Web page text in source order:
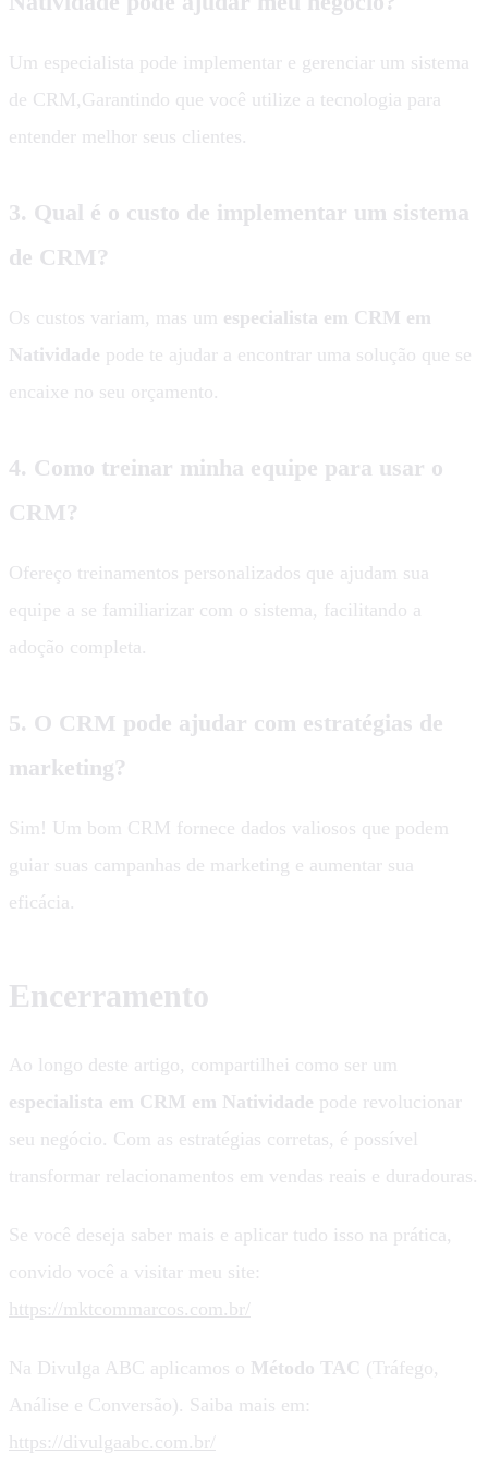
Um especialista pode implementar e gerenciar um sistema
de CRM,Garantindo que você utilize a tecnologia para
entender melhor seus clientes.
3. Qual é o custo de implementar um sistema
de CRM?
Os custos variam, mas um especialista em CRM em
Natividade pode te ajudar a encontrar uma solução que se
encaixe no seu orçamento.
4. Como treinar minha equipe para usar o
CRM?
Ofereço treinamentos personalizados que ajudam sua
equipe a se familiarizar com o sistema, facilitando a
adoção completa.
5. O CRM pode ajudar com estratégias de
marketing?
Sim! Um bom CRM fornece dados valiosos que podem
guiar suas campanhas de marketing e aumentar sua
eficácia.
Encerramento
Ao longo deste artigo, compartilhei como ser um
especialista em CRM em Natividade pode revolucionar
seu negócio. Com as estratégias corretas, é possível
transformar relacionamentos em vendas reais e duradouras.
Se você deseja saber mais e aplicar tudo isso na prática,
convido você a visitar meu site:
https://mktcommarcos.com.br/
Na Divulga ABC aplicamos o Método TAC (Tráfego,
Análise e Conversão). Saiba mais em:
https://divulgaabc.com.br/